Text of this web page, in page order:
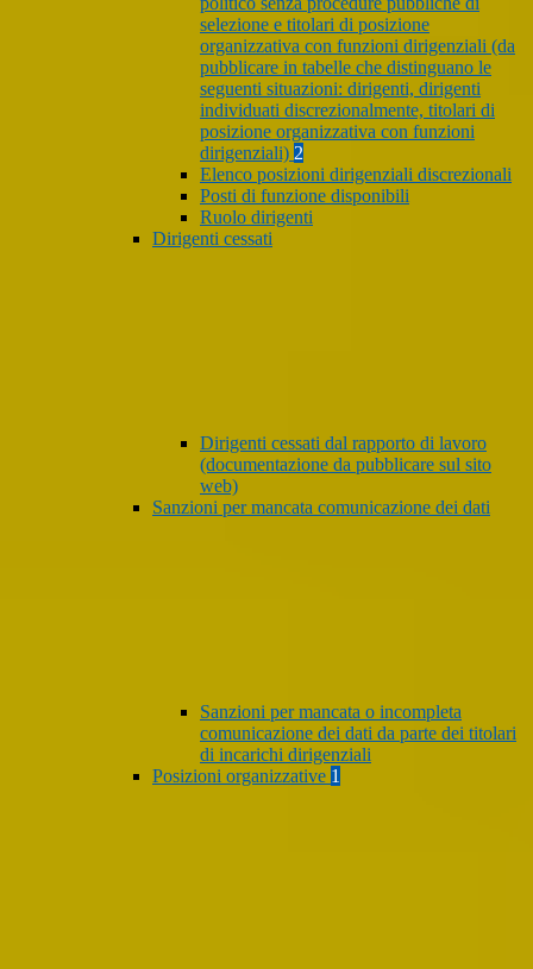
selezione e titolari di posizione
organizzativa con funzioni dirigenziali (da
pubblicare in tabelle che distinguano le
seguenti situazioni: dirigenti, dirigenti
individuati discrezionalmente, titolari di
posizione organizzativa con funzioni
dirigenziali) 2
Elenco posizioni dirigenziali discrezionali
Posti di funzione disponibili
Ruolo dirigenti
Dirigenti cessati
Dirigenti cessati dal rapporto di lavoro
(documentazione da pubblicare sul sito
web)
Sanzioni per mancata comunicazione dei dati
Sanzioni per mancata o incompleta
comunicazione dei dati da parte dei titolari
di incarichi dirigenziali
Posizioni organizzative 1